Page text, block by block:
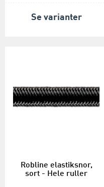
Se varianter
Robline elastiksnor,
sort - Hele ruller